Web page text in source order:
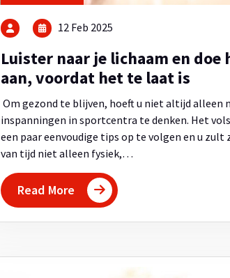
12 Feb 2025
Luister naar je lichaam en
aan, voordat het te laat is
Om gezond te blijven, hoeft u niet altijd alleen
inspanningen in sportcentra te denken. Het
een paar eenvoudige tips op te volgen en u zult
van tijd niet alleen fysiek,…
Read More